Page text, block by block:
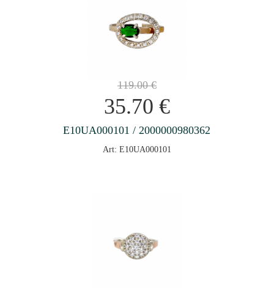
119.00€
35.70 €
E10UA000101 / 2000000980362
Art: E10UA000101